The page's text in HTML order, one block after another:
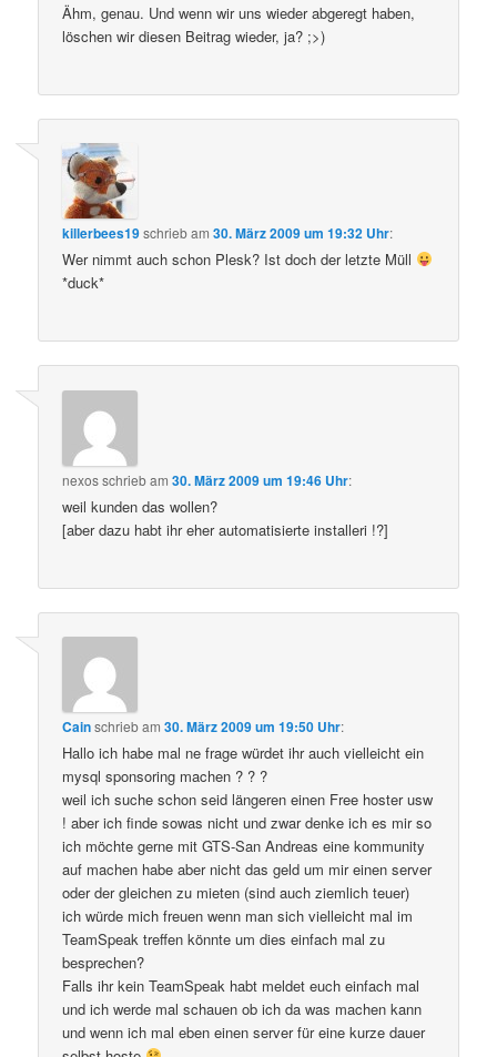
Ähm, genau. Und wenn wir uns wieder abgeregt haben,
löschen wir diesen Beitrag wieder, ja? ;>)
killerbees19schriebam30. März 2009 um 19:32 Uhr:
Wer nimmt auch schon Plesk? Ist doch der letzte Müll
*duck*
nexosschriebam30. März 2009 um 19:46 Uhr:
weil kunden das wollen?
[aber dazu habt ihr eher automatisierte installeri !?]
Cainschriebam30. März 2009 um 19:50 Uhr:
Hallo ich habe mal ne frage würdet ihr auch vielleicht ein
mysql sponsoring machen ? ? ?
weil ich suche schon seid längeren einen Free hoster usw
! aber ich finde sowas nicht und zwar denke ich es mir so
ich möchte gerne mit GTS-San Andreas eine kommunity
auf machen habe aber nicht das geld um mir einen server
oder der gleichen zu mieten (sind auch ziemlich teuer)
ich würde mich freuen wenn man sich vielleicht mal im
TeamSpeak treffen könnte um dies einfach mal zu
besprechen?
Falls ihr kein TeamSpeak habt meldet euch einfach mal
und ich werde mal schauen ob ich da was machen kann
und wenn ich mal eben einen server für eine kurze dauer